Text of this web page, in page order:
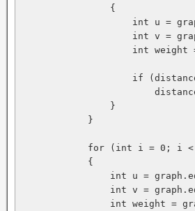
                {
int u =
int v =
int weight
if
                }
            }
for (int i = 0; i
            {
int u =
int v =
int weight =